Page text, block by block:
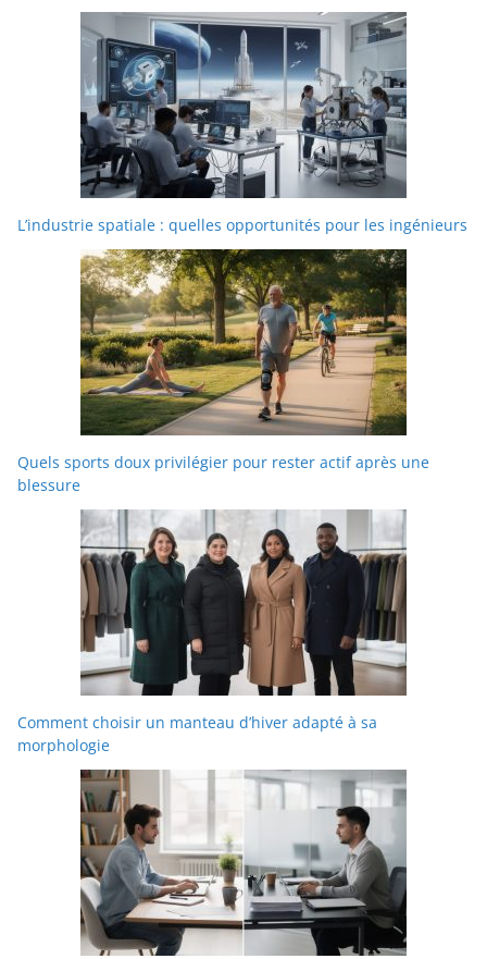
L’industrie spatiale : quelles opportunités pour les ingénieurs
Quels sports doux privilégier pour rester actif après une
blessure
Comment choisir un manteau d’hiver adapté à sa
morphologie